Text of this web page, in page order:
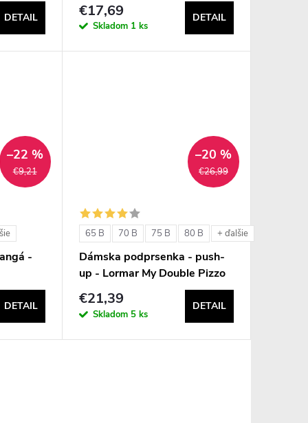
DETAIL €17,69
Skladom 1 ks
DETAIL
€9,21
–22 %
-
DETAIL
€26,99
–20 %
65 B 70 B 75 B 80 B + ďalšie
Dámska podprsenka - push-
up - Lormar My Double Pizzo
€21,39
Skladom 5 ks
DETAIL